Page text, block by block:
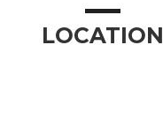
LOCATION